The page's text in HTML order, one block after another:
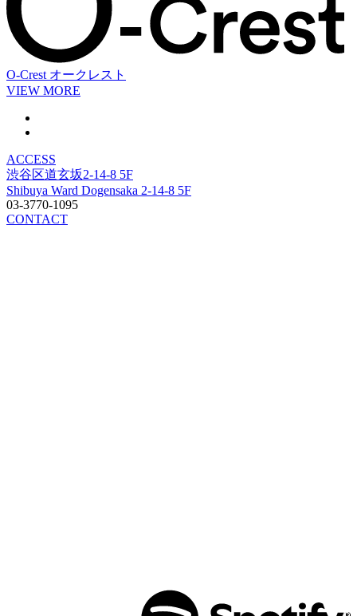
O-Crest オークレスト
VIEW MORE
ACCESS
渋谷区道玄坂2-14-8 5F
Shibuya Ward Dogensaka 2-14-8 5F
03-3770-1095
CONTACT